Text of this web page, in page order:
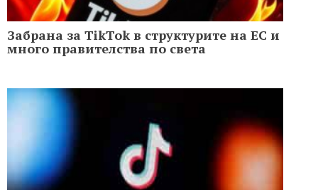
Забрана за TikTok в структурите на ЕС и
много правителства по света